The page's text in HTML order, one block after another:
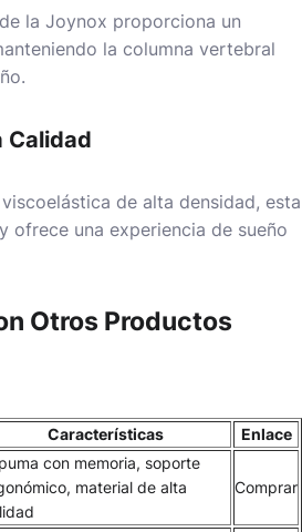
la Joynox proporciona un
la columna vertebral
Calidad
de alta densidad, esta
ofrece una experiencia de sueño
Otros Productos
Características
Enlace
con memoria, soporte
material de alta
Comprar